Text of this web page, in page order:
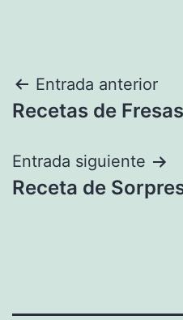
Navegación
de
entradas
Entrada anterior
Recetas de
Entrada siguiente
Receta de